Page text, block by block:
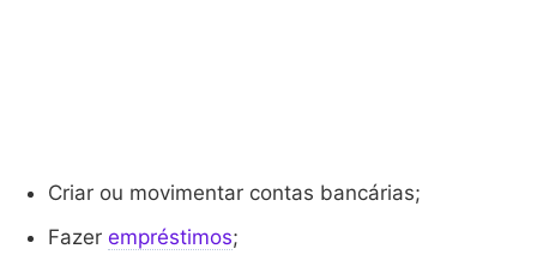
Criar ou movimentar contas bancárias;
Fazer empréstimos;